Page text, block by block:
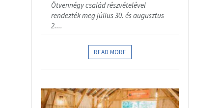
Ötvennégy család részvételével
rendezték meg július 30. és augusztus
2....
READ MORE